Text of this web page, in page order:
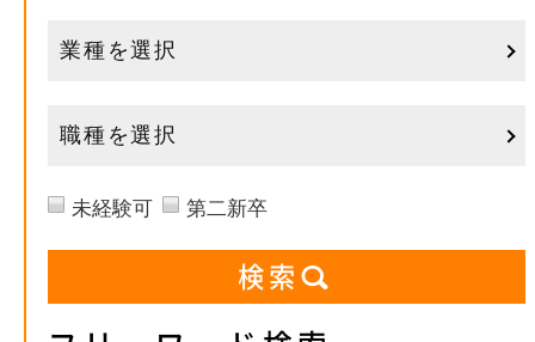
業種を選択
職種を選択
未経験可 第二新卒